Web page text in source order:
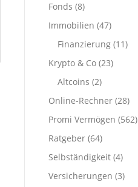
Fonds (8)
Immobilien (47)
Finanzierung (11)
Krypto & Co (23)
Altcoins (2)
Online-Rechner (28)
Promi Vermögen (562)
Ratgeber (64)
Selbständigkeit (4)
Versicherungen (3)